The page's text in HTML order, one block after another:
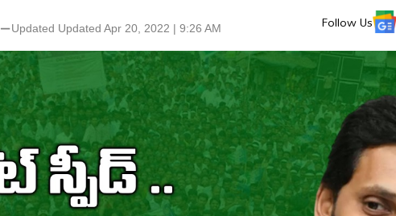
⚊Updated Updated Apr 20, 2022 | 9:26 AM Follow Us